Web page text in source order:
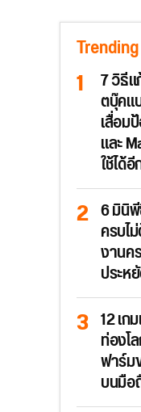
7 วิธี
ตบุ๊คแ
เสื่อม
และ
ใช้ได้
6 มินิ
ครบไ
งานค
ประห
12 เก
ท่องโ
ฟาร์ม
บนมือ